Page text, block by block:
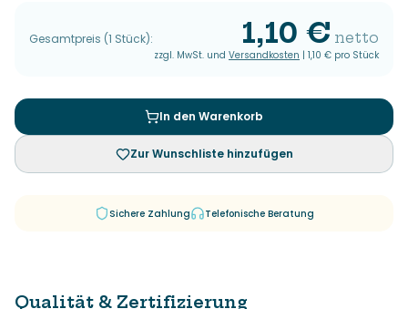
Gesamtpreis (1 Stück): 1,10 € netto
zzgl. MwSt. und Versandkosten | 1,10 € pro Stück
In den Warenkorb
Zur Wunschliste hinzufügen
Sichere Zahlung Telefonische Beratung
Qualität & Zertifizierung